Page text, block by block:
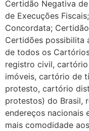
Certidão Negativa
de Execuções
Concordata;
Certidões possibilita
de todos os
registro civil,
imóveis, cartório de
protesto, cartório
protestos) do Brasil,
endereços nacionais
mais comodidade